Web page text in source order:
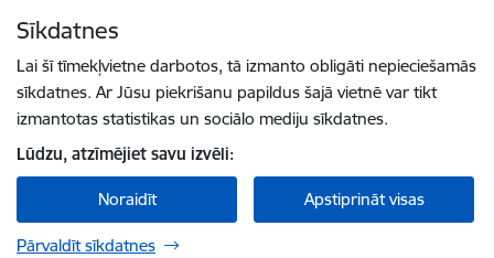
Sīkdatnes
Lai šī tīmekļvietne darbotos, tā izmanto obligāti nepieciešamās
sīkdatnes. Ar Jūsu piekrišanu papildus šajā vietnē var tikt
izmantotas statistikas un sociālo mediju sīkdatnes.
Lūdzu, atzīmējiet savu izvēli:
Noraidīt Apstiprināt visas
Pārvaldīt sīkdatnes